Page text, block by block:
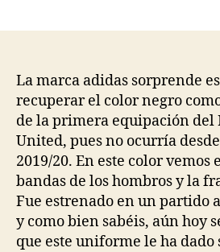
La marca adidas sorprende
recuperar el color negro
de la primera equipación del
United, pues no ocurría
2019/20. En este color vemos
bandas de los hombros y la
Fue estrenado en un partido
y como bien sabéis, aún hoy
que este uniforme le ha dado